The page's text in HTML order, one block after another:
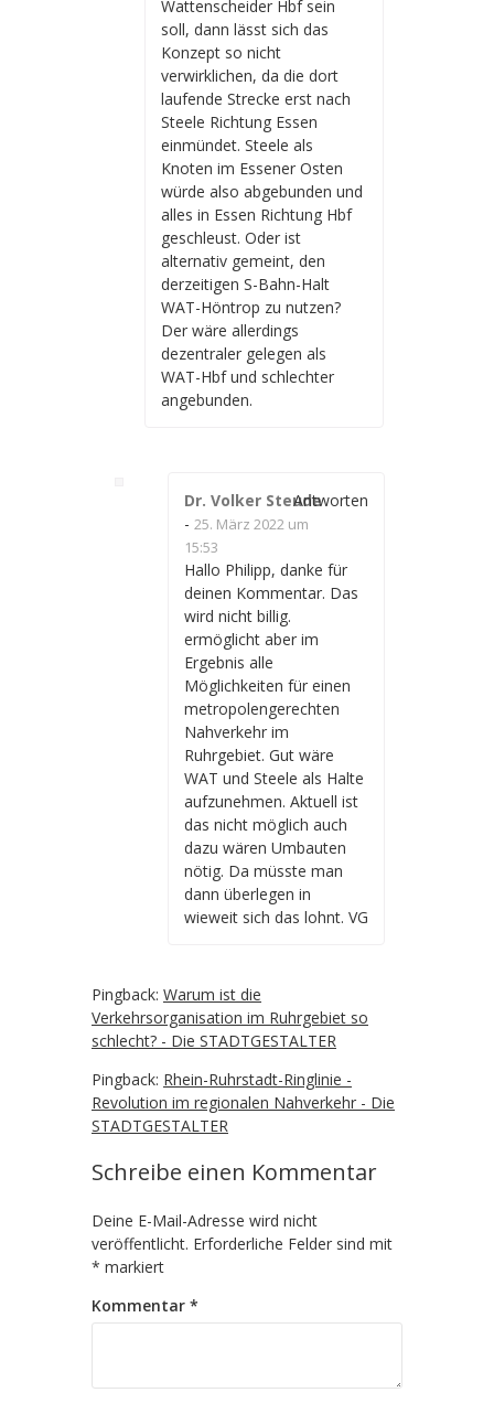
Wattenscheider Hbf sein
soll, dann lässt sich das
Konzept so nicht
verwirklichen, da die dort
laufende Strecke erst nach
Steele Richtung Essen
einmündet. Steele als
Knoten im Essener Osten
würde also abgebunden und
alles in Essen Richtung Hbf
geschleust. Oder ist
alternativ gemeint, den
derzeitigen S-Bahn-Halt
WAT-Höntrop zu nutzen?
Der wäre allerdings
dezentraler gelegen als
WAT-Hbf und schlechter
angebunden.
Dr. Volker Steude
- 25. März 2022 um
15:53
Hallo Philipp, danke für
deinen Kommentar. Das
wird nicht billig.
ermöglicht aber im
Ergebnis alle
Möglichkeiten für einen
metropolengerechten
Nahverkehr im
Ruhrgebiet. Gut wäre
WAT und Steele als Halte
aufzunehmen. Aktuell ist
das nicht möglich auch
dazu wären Umbauten
nötig. Da müsste man
dann überlegen in
wieweit sich das lohnt. VG
Antworten
Pingback: Warum ist die
Verkehrsorganisation im Ruhrgebiet so
schlecht? - Die STADTGESTALTER
Pingback: Rhein-Ruhrstadt-Ringlinie -
Revolution im regionalen Nahverkehr - Die
STADTGESTALTER
Schreibe einen Kommentar
Deine E-Mail-Adresse wird nicht
veröffentlicht. Erforderliche Felder sind mit
* markiert
Kommentar *